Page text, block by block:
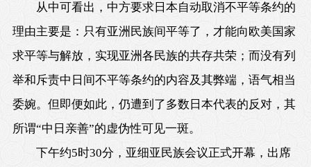
从中可看出，中方要求日本自动取消不平等条约的
理由主要是：只有亚洲民族间平等了，才能向欧美国家
求平等与解放，实现亚洲各民族的共存共荣；而没有列
举和斥责中日间不平等条约的内容及其弊端，语气相当
委婉。但即便如此，仍遭到了多数日本代表的反对，其
所谓“中日亲善”的虚伪性可见一斑。
下午约5时30分，亚细亚民族会议正式开幕，出席